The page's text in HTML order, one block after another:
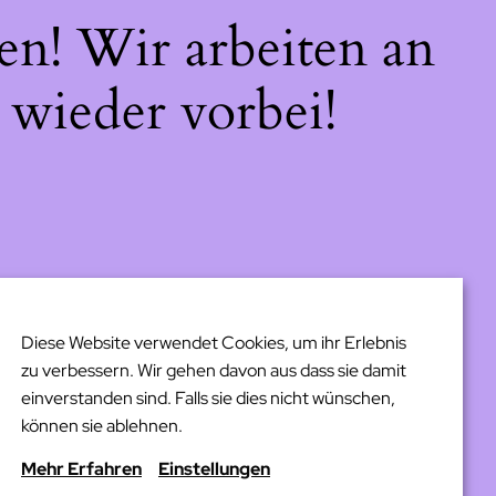
Wir arbeiten an
vorbei!
Diese Website verwendet Cookies, um ihr Erlebnis
zu verbessern. Wir gehen davon aus dass sie damit
einverstanden sind. Falls sie dies nicht wünschen,
können sie ablehnen.
Mehr Erfahren
Einstellungen